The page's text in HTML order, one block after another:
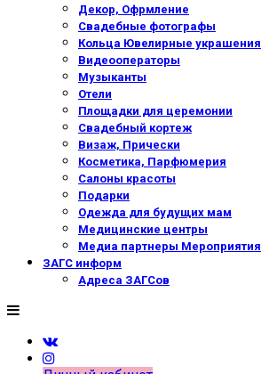
Декор, Офрмление
Свадебные фотографы
Кольца Ювелирные украшения
Видеооператоры
Музыканты
Отели
Площадки для церемонии
Свадебный кортеж
Визаж, Прически
Косметика, Парфюмерия
Салоны красоты
Подарки
Одежда для будущих мам
Медицинские центры
Медиа партнеры Мероприятия
ЗАГС информ
Адреса ЗАГСов